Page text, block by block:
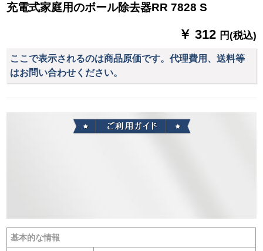
充電式家庭用のボール除去器RR 7828 S
￥ 312 円(税込)
ここで表示されるのは商品原価です。代理費用、送料等
はお問い合わせください。
基本的な情報